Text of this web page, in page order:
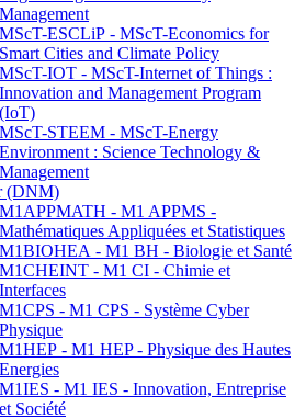
Management
MScT-ESCLiP - MScT-Economics for
Smart Cities and Climate Policy
MScT-IOT - MScT-Internet of Things :
Innovation and Management Program
(IoT)
MScT-STEEM - MScT-Energy
Environment : Science Technology &
Management
(DNM)
M1APPMATH - M1 APPMS -
Mathématiques Appliquées et Statistiques
M1BIOHEA - M1 BH - Biologie et Santé
M1CHEINT - M1 CI - Chimie et
Interfaces
M1CPS - M1 CPS - Système Cyber
Physique
M1HEP - M1 HEP - Physique des Hautes
Energies
M1IES - M1 IES - Innovation, Entreprise
et Société